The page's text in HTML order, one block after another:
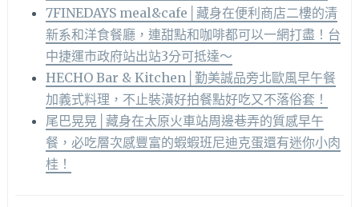
7FINEDAYS meal&cafe│藏身在便利商店二樓的清
新系和洋食餐廳，連甜點和咖啡都可以一網打盡！台
中捷運市政府站出站3分可抵達～
HECHO Bar & Kitchen│勤美誠品旁北歐風早午餐
加義式料理，不止裝潢好拍餐點好吃又不落俗套！
尾巴晃晃│藏身在太原火車站周邊巷弄的質感早午
餐，必吃層次感豐富的蝦蝦班尼迪克蛋還有迷你小肉
桂！